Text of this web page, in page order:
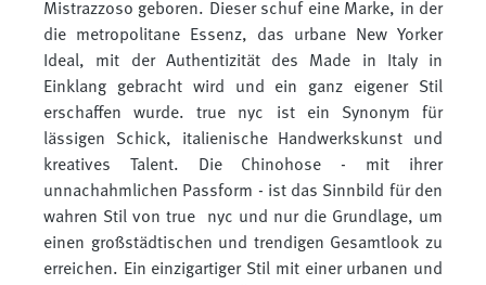
Mistrazzoso geboren. Dieser schuf eine Marke, in der
die metropolitane Essenz, das urbane New Yorker
Ideal, mit der Authentizität des Made in Italy in
Einklang gebracht wird und ein ganz eigener Stil
erschaffen wurde. true nyc ist ein Synonym für
lässigen Schick, italienische Handwerkskunst und
kreatives Talent. Die Chinohose - mit ihrer
unnachahmlichen Passform - ist das Sinnbild für den
wahren Stil von true nyc und nur die Grundlage, um
einen großstädtischen und trendigen Gesamtlook zu
erreichen. Ein einzigartiger Stil mit einer urbanen und